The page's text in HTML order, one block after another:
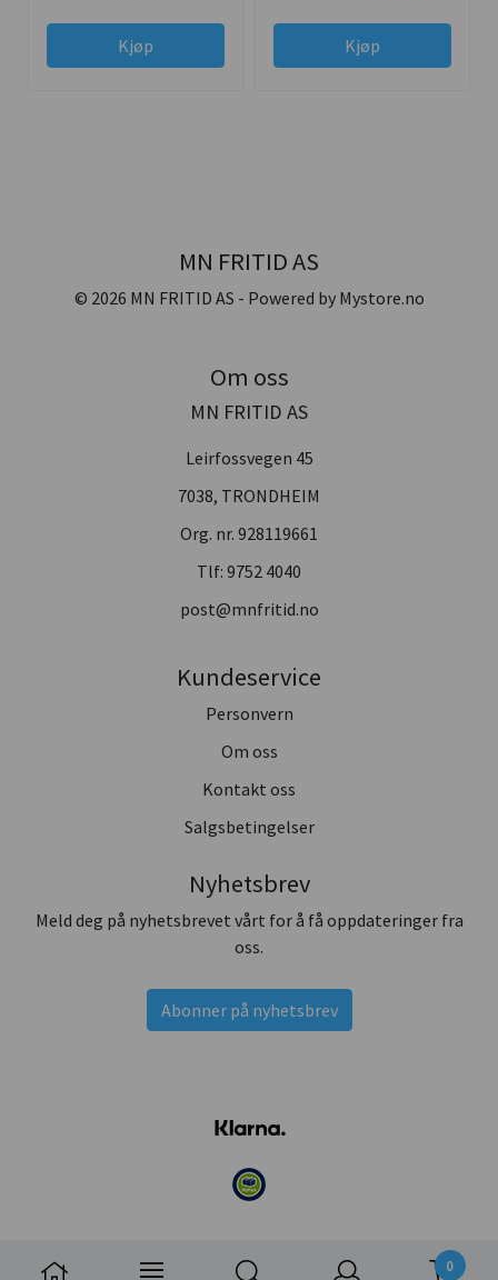
0
Kjøp Kjøp
MN FRITID AS
© 2026 MN FRITID AS - Powered by Mystore.no
Om oss
MN FRITID AS
Leirfossvegen 45
7038, TRONDHEIM
Org. nr. 928119661
Tlf: 9752 4040
post@mnfritid.no
Kundeservice
Personvern
Om oss
Kontakt oss
Salgsbetingelser
Nyhetsbrev
Meld deg på nyhetsbrevet vårt for å få oppdateringer fra
oss.
Abonner på nyhetsbrev